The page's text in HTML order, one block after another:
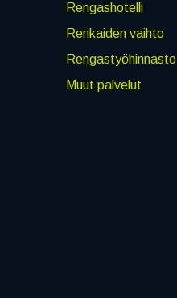
Rengashotelli
Renkaiden vaihto
Rengastyöhinnasto
Muut palvelut